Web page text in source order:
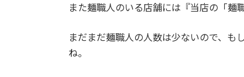
また麺職人のいる店舗には『当店の「麺
まだまだ麺職人の人数は少ないので、も
ね。